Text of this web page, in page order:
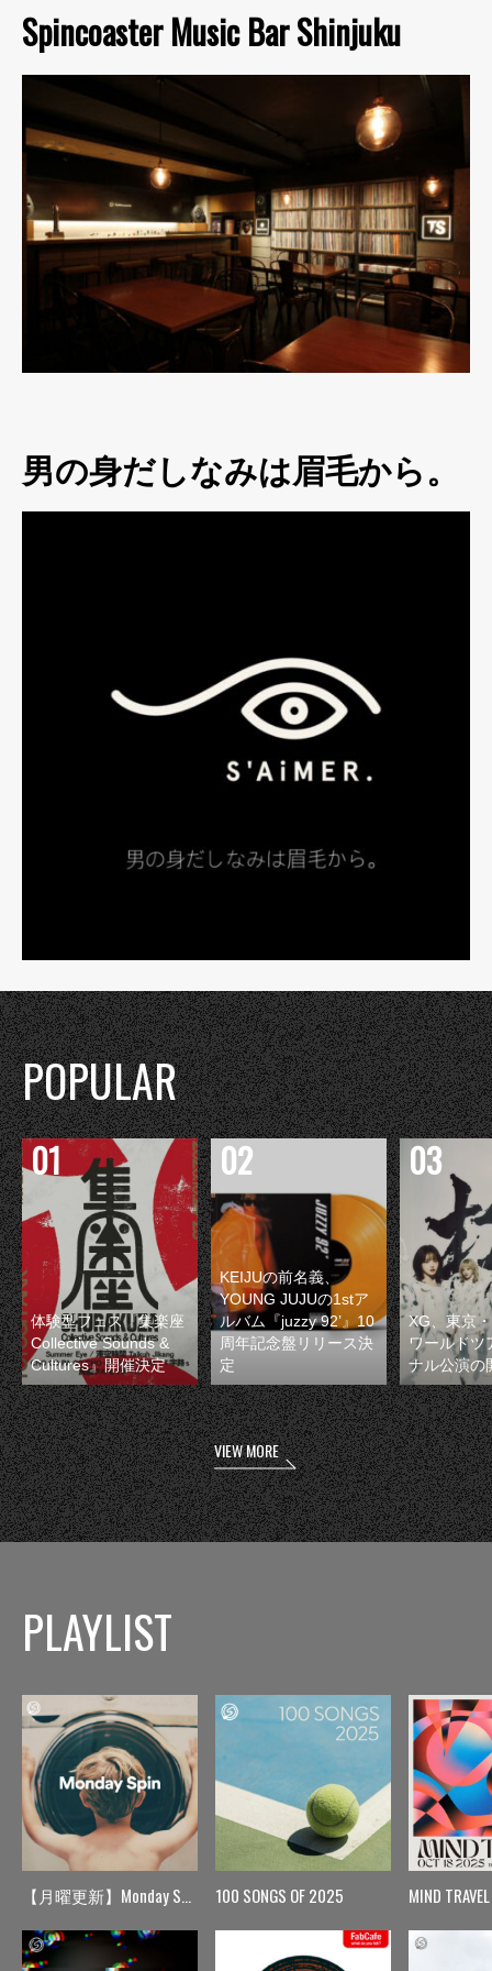
Spincoaster Music Bar Shinjuku
男の身だしなみは眉毛から。
POPULAR
体験型フェス『集楽座
Collective Sounds &
Cultures』開催決定
KEIJUの前名義、
YOUNG JUJUの1stア
ルバム『juzzy 92’』10
周年記念盤リリース決
定
XG、東京
ワールドツ
ナル公演の
VIEW MORE
PLAYLIST
【月曜更新】Monday Spin 100 SONGS OF 2025 MIND TRAVEL